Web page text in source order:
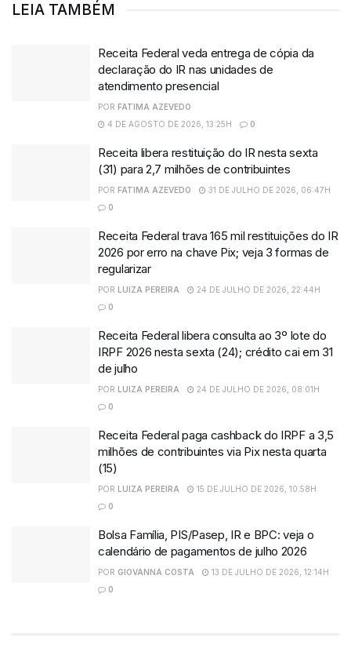
LEIA TAMBÉM
Receita Federal veda entrega de cópia da
declaração do IR nas unidades de
atendimento presencial
POR FATIMA AZEVEDO
4 DE AGOSTO DE 2026, 13:25H
0
Receita libera restituição do IR nesta sexta
(31) para 2,7 milhões de contribuintes
POR FATIMA AZEVEDO
31 DE JULHO DE 2026, 06:47H
0
Receita Federal trava 165 mil restituições do IR
2026 por erro na chave Pix; veja 3 formas de
regularizar
POR LUIZA PEREIRA
24 DE JULHO DE 2026, 22:44H
0
Receita Federal libera consulta ao 3º lote do
IRPF 2026 nesta sexta (24); crédito cai em 31
de julho
POR LUIZA PEREIRA
24 DE JULHO DE 2026, 08:01H
0
Receita Federal paga cashback do IRPF a 3,5
milhões de contribuintes via Pix nesta quarta
(15)
POR LUIZA PEREIRA
15 DE JULHO DE 2026, 10:58H
0
Bolsa Família, PIS/Pasep, IR e BPC: veja o
calendário de pagamentos de julho 2026
POR GIOVANNA COSTA
13 DE JULHO DE 2026, 12:14H
0